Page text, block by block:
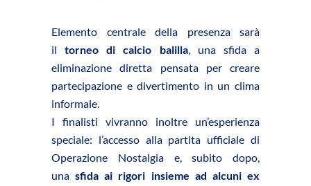
Elemento centrale della presenza sarà
iltorneo di calcio balilla, una sfida a
eliminazione diretta pensata per creare
partecipazione e divertimento in un clima
informale.
I finalisti vivranno inoltre un’esperienza
speciale: l’accesso alla partita ufficiale di
Operazione Nostalgia e, subito dopo,
unasfida ai rigori insieme ad alcuni ex